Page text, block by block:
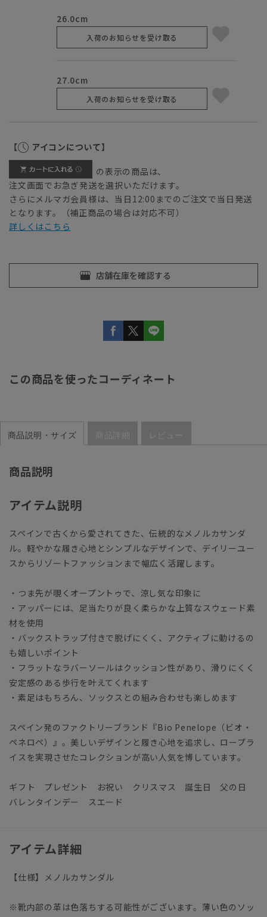
26.0cm
入荷のお知らせを受け取る
27.0cm
入荷のお知らせを受け取る
【 アイコンについて】
の表示の商品は、
注文画面でお急ぎ発送を選択いただけます。
さらにメルマガ会員様は、当日12:00までのご注文で当日発送
となります。（補正商品の場合は対応不可）
詳しくはこちら
この商品を使ったコーディネート
商品説明・サイズ 商品詳細 レビュー
商品説明
アイテム説明
スペインで古くから愛されてきた、伝統的なメノルカサンダ
ル。軽やかな履き心地とシンプルなデザインで、デイリーユー
スからリゾートファッションまで幅広く活躍します。
・つま先が覗くオープントゥで、涼し気な印象に
・アッパーには、足当たりが良く柔らかな上質なスウェード素
材を使用
・バックストラップ付きで脱げにくく、アクティブに動けるの
も嬉しいポイント
・フラットなラバーソールはクッション性があり、滑りにくく
安定感のある歩行を叶えてくれます
・素足はもちろん、ソックスとの組み合わせも楽しめます
スペイン発のファクトリーブランド『Bio Penelope（ビオ・
ペネロペ）』。美しいデザインと履き心地を追求し、ロープラ
イスを実現させたコレクションが高い人気を博しています。
ギフト プレゼント お祝い クリスマス 誕生日 父の日
バレンタインデー スエード
アイテム詳細
【仕様】メノルカサンダル
※靴内部の革は色落ちする可能性がございます。薄い色のソッ